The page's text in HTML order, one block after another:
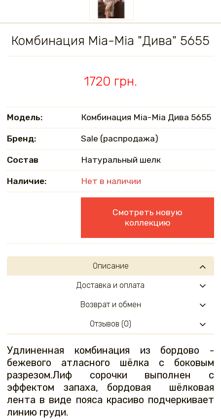
Комбинация Mia-Mia "Дива" 5655
1720 грн.
Модель: Комбинация Mia-Mia Дива 5655
Бренд: Sale (распродажа)
Состав Натуральный шелк
Наличие: Нет в наличии
Смотреть новую
коллекцию
Описание
Удлиненная комбинация из бордово -
бежевого атласного шёлка с боковым
разрезом.Лиф сорочки выполнен с
эффектом запаха, бордовая шёлковая
лента в виде пояса красиво подчеркивает
линию груди.
Доставка и оплата
Возврат и обмен
Отзывов (0)